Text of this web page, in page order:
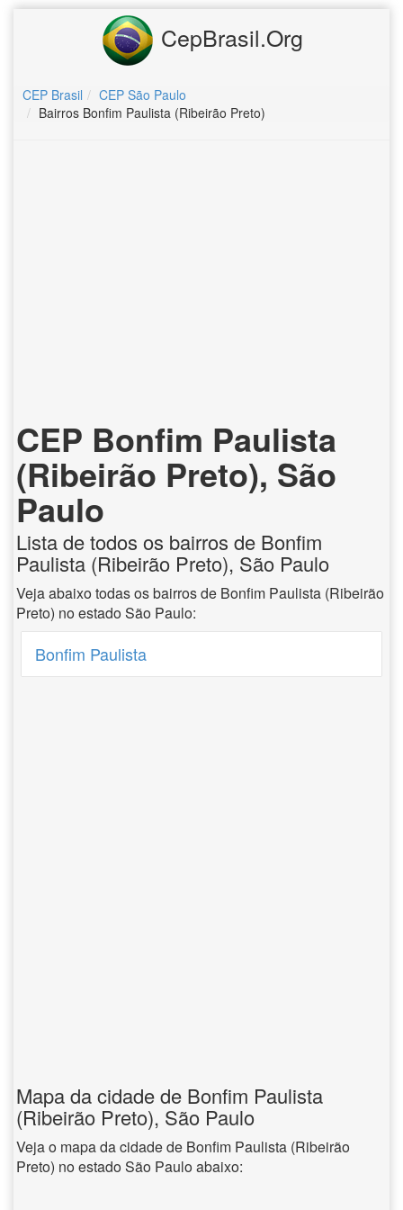
CepBrasil.Org
CEP Brasil
CEP São Paulo
Bairros Bonfim Paulista (Ribeirão Preto)
CEP Bonfim Paulista
(Ribeirão Preto), São
Paulo
Lista de todos os bairros de Bonfim
Paulista (Ribeirão Preto), São Paulo
Veja abaixo todas os bairros de Bonfim Paulista (Ribeirão
Preto) no estado São Paulo:
Bonfim Paulista
Mapa da cidade de Bonfim Paulista
(Ribeirão Preto), São Paulo
Veja o mapa da cidade de Bonfim Paulista (Ribeirão
Preto) no estado São Paulo abaixo: